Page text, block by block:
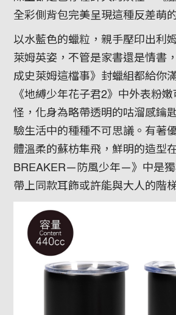
全彩側背包完美呈現這種反差萌
以水藍色的蠟粒，親手壓印出利
萊姆英姿，不管是家書還是情書
成史萊姆這檔事》封蠟組都給你
《地縛少年花子君2》中外表粉
怪，化身為略帶透明的咕溜感鑰
驗生活中的種種不可思議。有著
體溫柔的蘇枋隼飛，鮮明的造型
BREAKER—防風少年—》中是獨
帶上同款耳飾或許能與大人的階